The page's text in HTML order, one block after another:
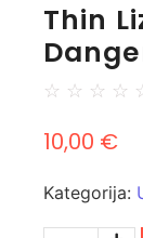
Thin
☆ ☆ ☆ ☆
10,00 €
Kategorija: